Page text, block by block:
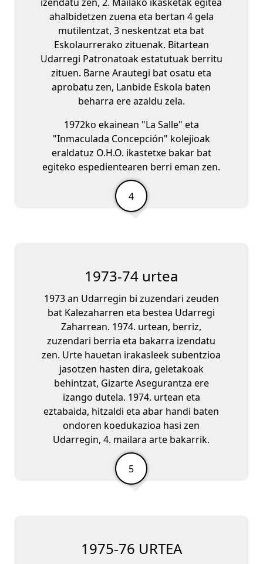
ahalbidetzen zuena eta bertan 4 gela
mutilentzat, 3 neskentzat eta bat
Eskolaurrerako zituenak. Bitartean
Udarregi Patronatoak estatutuak berritu
zituen. Barne Arautegi bat osatu eta
aprobatu zen, Lanbide Eskola baten
beharra ere azaldu zela.
1972ko ekainean "La Salle" eta
"Inmaculada Concepción" kolejioak
eraldatuz O.H.O. ikastetxe bakar bat
egiteko espedientearen berri eman zen.
1973-74 urtea
1973 an Udarregin bi zuzendari zeuden
bat Kalezaharren eta bestea Udarregi
Zaharrean. 1974. urtean, berriz,
zuzendari berria eta bakarra izendatu
zen. Urte hauetan irakasleek subentzioa
jasotzen hasten dira, geletakoak
behintzat, Gizarte Asegurantza ere
izango dutela. 1974. urtean eta
eztabaida, hitzaldi eta abar handi baten
ondoren koedukazioa hasi zen
Udarregin, 4. mailara arte bakarrik.
1975-76 URTEA